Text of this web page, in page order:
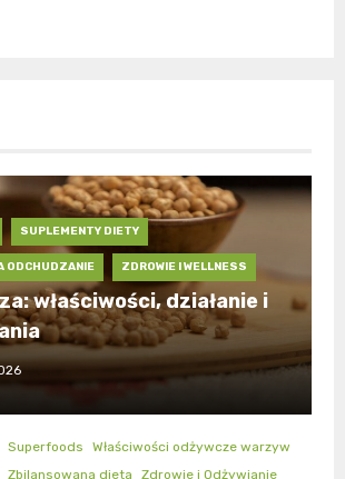
SUPLEMENTY DIETY
ODCHUDZANIE ZDROWIE I WELLNESS
właściwości, działanie i
Superfoods
Właściwości odżywcze warzyw
Zbilansowana dieta
Zdrowie i Odżywianie